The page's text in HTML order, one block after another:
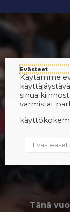
Tänä
Evästeet
Käytämme
sinua
varmistat